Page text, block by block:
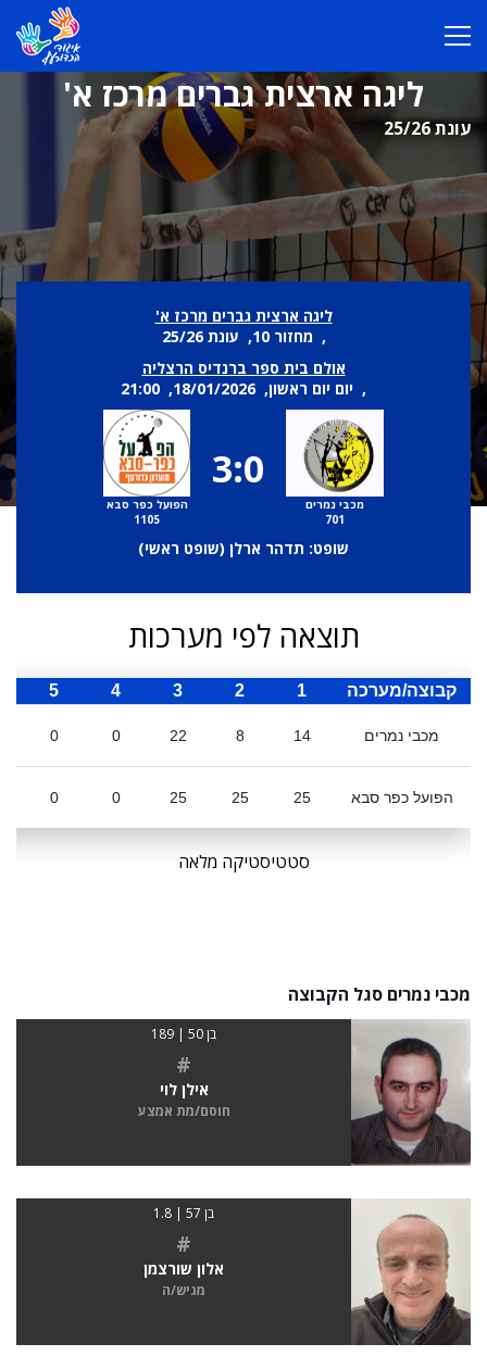
ליגה ארצית גברים מרכז א'
עונת 25/26
ליגה ארצית גברים מרכז א'
, מחזור 10, עונת 25/26
אולם בית ספר ברנדיס הרצליה
, יום יום ראשון, 18/01/2026, 21:00
מכבי נמרים
701
3:0
הפועל כפר סבא
1105
שופט: תדהר ארלן (שופט ראשי)
תוצאה לפי מערכות
קבוצה/מערכה 1
2
3
4
5
מכבי נמרים 14
8
22
0
0
הפועל כפר סבא 25
25
25
0
0
סטטיסטיקה מלאה
מכבי נמרים סגל הקבוצה
בן 50 | 189
#
אילן לוי
חוסם/מת אמצע
בן 57 | 1.8
#
אלון שורצמן
מגיש/ה